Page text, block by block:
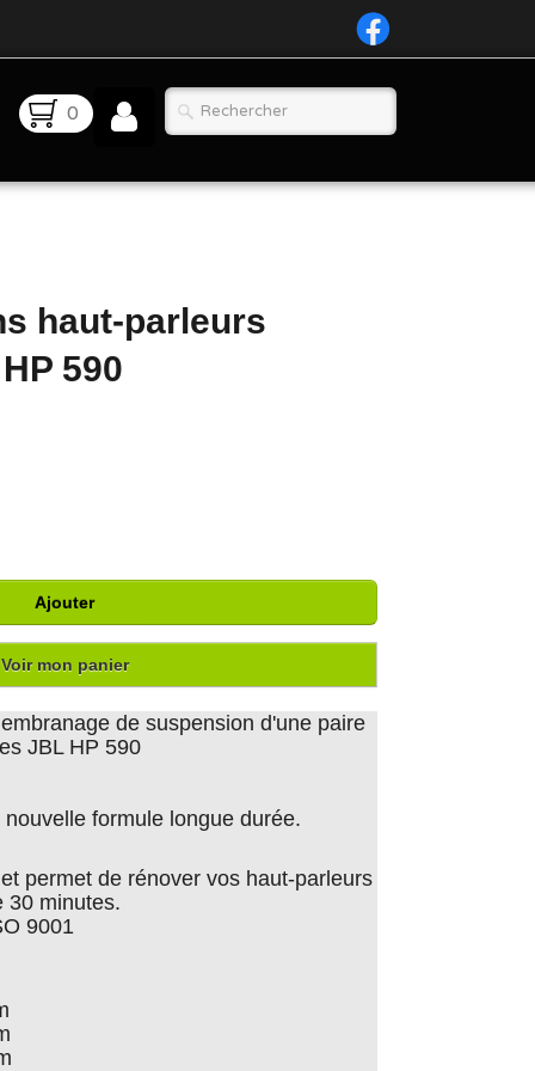
0
haut-parleurs
590
Ajouter
Voir mon panier
de suspension d'une paire
JBL HP 590
formule longue durée.
permet de rénover vos haut-parleurs
30 minutes.
9001